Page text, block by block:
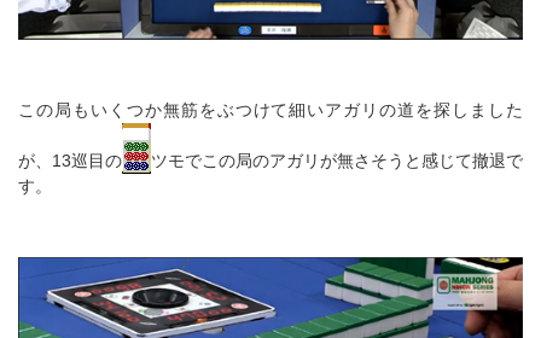
この局もいくつか無筋をぶつけて細いアガリの道を探しました
が、13巡目の
ツモでこの局のアガリが無さそうと感じて撤退で
す。